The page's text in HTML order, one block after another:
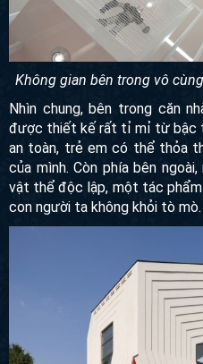
Không gian bên trong vô
Nhìn chung, bên trong căn
được thiết kế rất tỉ mỉ từ bậc
an toàn, trẻ em có thể thỏa
của mình.Còn phía bên
một vật thể độc lập, một tác
khiến con người ta không